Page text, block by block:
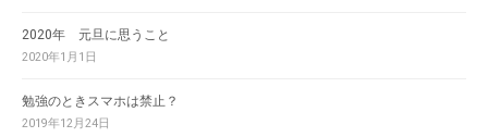
2020年 元旦に思うこと
2020年1月1日
勉強のときスマホは禁止？
2019年12月24日